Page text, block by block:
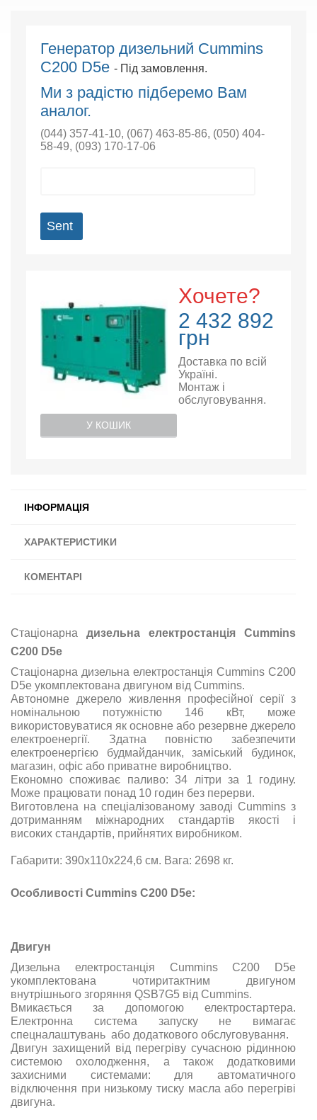
Генератор дизельний Cummins
C200 D5e - Під замовлення.
Ми з радістю підберемо Вам
аналог.
(044) 357-41-10, (067) 463-85-86, (050) 404-
58-49, (093) 170-17-06
Sent
Хочете?
2 432 892
грн
Доставка по всій
Україні.
Монтаж і
обслуговування.
У КОШИК
ІНФОРМАЦІЯ
ХАРАКТЕРИСТИКИ
КОМЕНТАРІ
Стаціонарна дизельна електростанція Cummins
C200 D5e
Стаціонарна дизельна електростанція Cummins C200
D5e укомплектована двигуном від Cummins.
Автономне джерело живлення професійної серії з
номінальною потужністю 146 кВт, може
використовуватися як основне або резервне джерело
електроенергії. Здатна повністю забезпечити
електроенергією будмайданчик, заміський будинок,
магазин, офіс або приватне виробництво.
Економно споживає паливо: 34 літри за 1 годину.
Може працювати понад 10 годин без перерви.
Виготовлена на спеціалізованому заводі Cummins з
дотриманням міжнародних стандартів якості і
високих стандартів, прийнятих виробником.
Габарити: 390х110х224,6 см. Вага: 2698 кг.
Особливості Cummins C200 D5e:
Двигун
Дизельна електростанція Cummins C200 D5e
укомплектована чотиритактним двигуном
внутрішнього згоряння QSB7G5 від Cummins.
Вмикається за допомогою електростартера.
Електронна система запуску не вимагає
спецналаштувань або додаткового обслуговування.
Двигун захищений від перегріву сучасною рідинною
системою охолодження, а також додатковими
захисними системами: для автоматичного
відключення при низькому тиску масла або перегріві
двигуна.